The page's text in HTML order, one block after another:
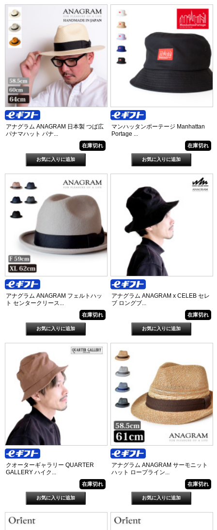
アナグラム ANAGRAM 日本製 つば広
パナマハット パナ...
在庫切れ
マンハッタンポーテージ Manhattan
Portage ...
在庫切れ
アナグラム ANAGRAM フェルトハッ
ト センタークリース...
在庫切れ
アナグラム ANAGRAM x CELEB セレ
ブ ロングブ...
在庫切れ
クオーターギャラリー QUARTER
GALLERY ハイク...
在庫切れ
アナグラム ANAGRAM サーモニット
ハット ロープライン...
在庫切れ